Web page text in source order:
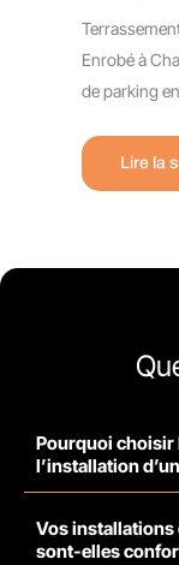
Enrobé à
de parking
Lire la
Pourquoi choisir
l’installation
Vos installations
sont-elles